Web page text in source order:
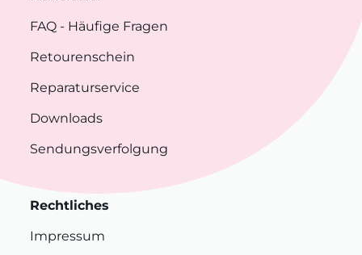
FAQ - Häufige Fragen
Retourenschein
Reparaturservice
Downloads
Sendungsverfolgung
Rechtliches
Impressum